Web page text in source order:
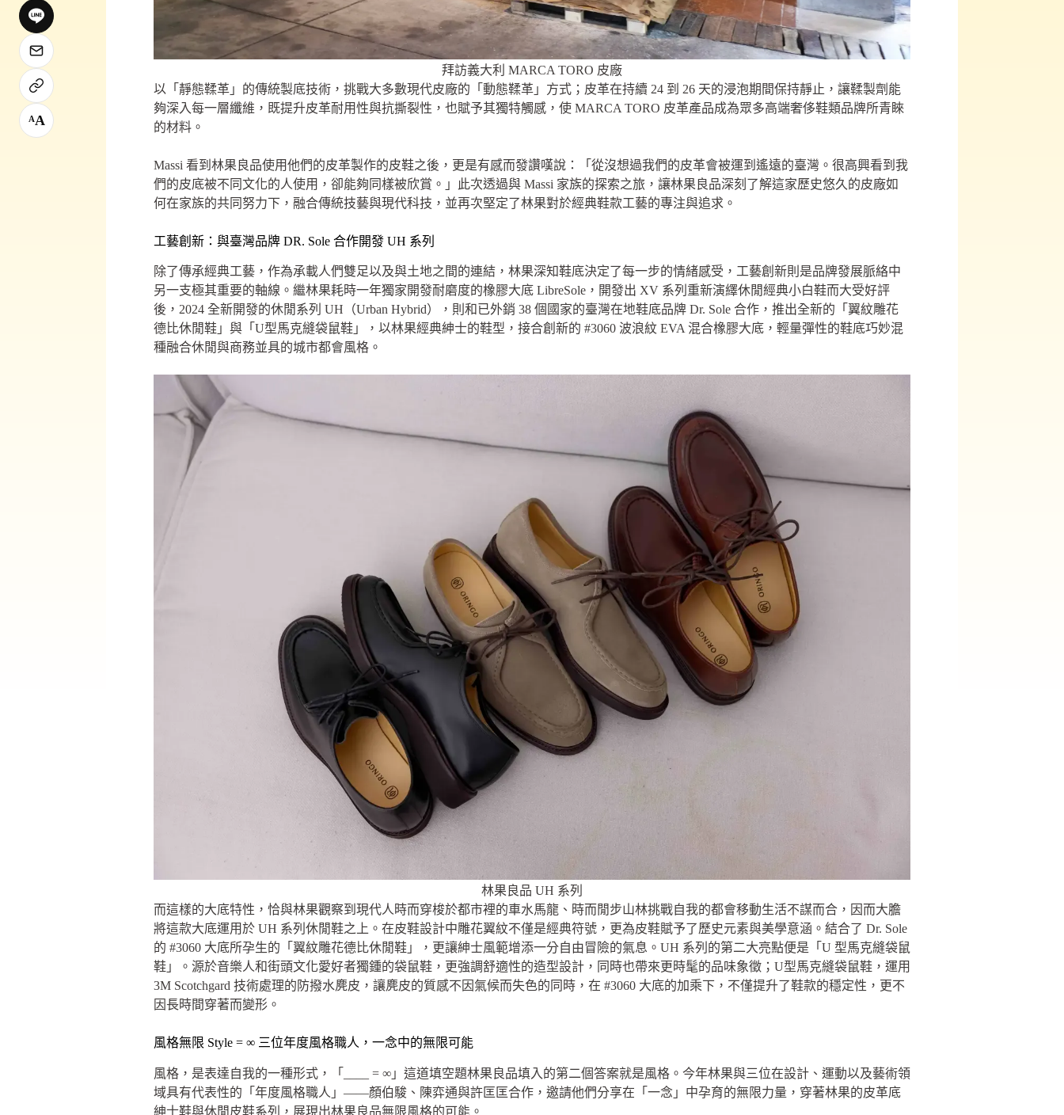
拜訪義大利 MARCA TORO 皮廠
以「靜態鞣革」的傳統製底技術，挑戰大多數現代皮廠的「動態鞣革」方式；皮革在持續 24 到 26 天的浸泡期間保持靜止，讓鞣製劑能
夠深入每一層纖維，既提升皮革耐用性與抗撕裂性，也賦予其獨特觸感，使 MARCA TORO 皮革產品成為眾多高端奢侈鞋類品牌所青睞
的材料。
Massi 看到林果良品使用他們的皮革製作的皮鞋之後，更是有感而發讚嘆說：「從沒想過我們的皮革會被運到遙遠的臺灣。很高興看到我
們的皮底被不同文化的人使用，卻能夠同樣被欣賞。」此次透過與 Massi 家族的探索之旅，讓林果良品深刻了解這家歷史悠久的皮廠如
何在家族的共同努力下，融合傳統技藝與現代科技，並再次堅定了林果對於經典鞋款工藝的專注與追求。
工藝創新：與臺灣品牌 DR. Sole 合作開發 UH 系列
除了傳承經典工藝，作為承載人們雙足以及與土地之間的連結，林果深知鞋底決定了每一步的情緒感受，工藝創新則是品牌發展脈絡中
另一支極其重要的軸線。繼林果耗時一年獨家開發耐磨度的橡膠大底 LibreSole，開發出 XV 系列重新演繹休閒經典小白鞋而大受好評
後，2024 全新開發的休閒系列 UH（Urban Hybrid），則和已外銷 38 個國家的臺灣在地鞋底品牌 Dr. Sole 合作，推出全新的「翼紋雕花
德比休閒鞋」與「U型馬克縫袋鼠鞋」，以林果經典紳士的鞋型，接合創新的 #3060 波浪紋 EVA 混合橡膠大底，輕量彈性的鞋底巧妙混
種融合休閒與商務並具的城市都會風格。
林果良品 UH 系列
而這樣的大底特性，恰與林果觀察到現代人時而穿梭於都市裡的車水馬龍、時而閒步山林挑戰自我的都會移動生活不謀而合，因而大膽
將這款大底運用於 UH 系列休閒鞋之上。在皮鞋設計中雕花翼紋不僅是經典符號，更為皮鞋賦予了歷史元素與美學意涵。結合了 Dr. Sole
的 #3060 大底所孕生的「翼紋雕花德比休閒鞋」，更讓紳士風範增添一分自由冒險的氣息。UH 系列的第二大亮點便是「U 型馬克縫袋鼠
鞋」。源於音樂人和街頭文化愛好者獨鍾的袋鼠鞋，更強調舒適性的造型設計，同時也帶來更時髦的品味象徵；U型馬克縫袋鼠鞋，運用
3M Scotchgard 技術處理的防撥水麂皮，讓麂皮的質感不因氣候而失色的同時，在 #3060 大底的加乘下，不僅提升了鞋款的穩定性，更不
因長時間穿著而變形。
風格無限 Style = ∞ 三位年度風格職人，一念中的無限可能
風格，是表達自我的一種形式，「____ = ∞」這道填空題林果良品填入的第二個答案就是風格。今年林果與三位在設計、運動以及藝術領
域具有代表性的「年度風格職人」——顏伯駿、陳弈通與許匡匡合作，邀請他們分享在「一念」中孕育的無限力量，穿著林果的皮革底
紳士鞋與休閒皮鞋系列，展現出林果良品無限風格的可能。
AA